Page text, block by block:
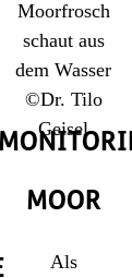
MOOR
Als